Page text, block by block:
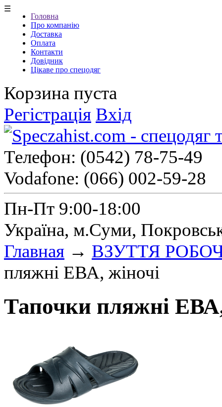
☰
Головна
Про компанію
Доставка
Оплата
Контакти
Довідник
Цікаве про спецодяг
Корзина пуста
Регістрація Вхід
Телефон: (0542) 78-75-49
Vodafone: (066) 002-59-28
Пн-Пт 9:00-18:00
Україна, м.Суми,
Главная → ВЗУТТЯ
пляжні ЕВА, жіночі
Тапочки пляжні